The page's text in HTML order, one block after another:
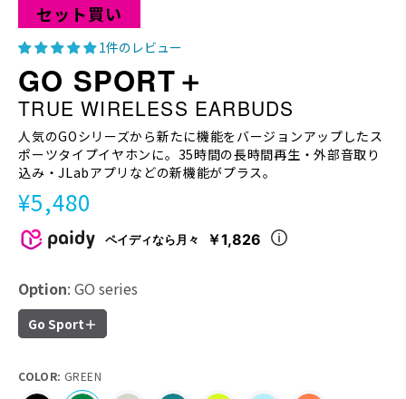
セット買い
1件のレビュー
GO SPORT＋
TRUE WIRELESS EARBUDS
人気のGOシリーズから新たに機能をバージョンアップしたス
ポーツタイプイヤホンに。35時間の長時間再生・外部音取り
込み・JLabアプリなどの新機能がプラス。
¥5,480
ペイディなら月々 ￥1,826
Option: GO series
Go Sport＋
COLOR: GREEN